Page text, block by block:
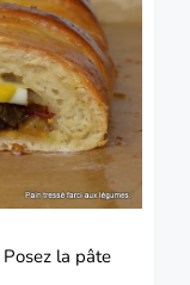
Posez la pâte